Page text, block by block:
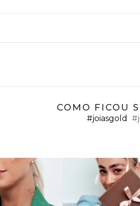
COMO FICOU
#joiasgold